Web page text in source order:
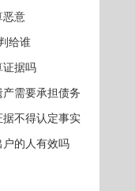
恶意
给谁
证据吗
需要承担债务
不得认定事实
的人有效吗